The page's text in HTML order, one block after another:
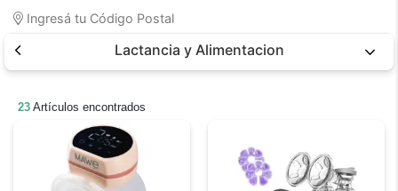
Ingresá tu Código Postal
Lactancia y Alimentacion
23 Artículos encontrados